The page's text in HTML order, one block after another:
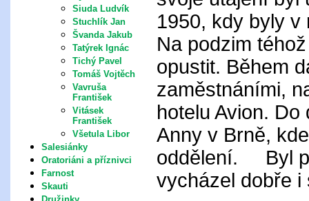
Siuda Ludvík
Stuchlík Jan
Švanda Jakub
Tatýrek Ignác
Tichý Pavel
Tomáš Vojtěch
Vavruša
František
Vitásek
František
Všetula Libor
Salesiánky
Oratoriáni a příznivci
Farnost
Skauti
1950, kdy byly v
Na podzim
opustit. Během
zaměstnáními,
hotelu Avion.
Anny v Brně,
oddělení. Byl
vycházel dobře i